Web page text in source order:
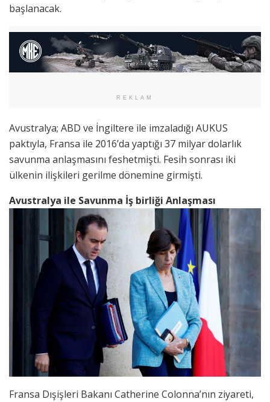
başlanacak.
REKLAM
Avustralya; ABD ve İngiltere ile imzaladığı AUKUS
paktıyla, Fransa ile 2016’da yaptığı 37 milyar dolarlık
savunma anlaşmasını feshetmişti. Fesih sonrası iki
ülkenin ilişkileri gerilme dönemine girmişti.
Avustralya ile Savunma İş birliği Anlaşması
Fransa Dışişleri Bakanı Catherine Colonna’nın ziyareti,